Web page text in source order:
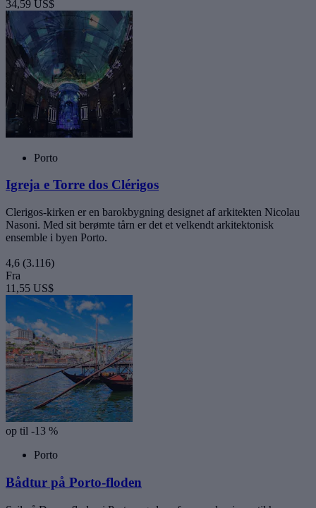
34,59 US$
Porto
Igreja e Torre dos Clérigos
Clerigos-kirken er en barokbygning designet af arkitekten Nicolau
Nasoni. Med sit berømte tårn er det et velkendt arkitektonisk
ensemble i byen Porto.
4,6 (3.116)
Fra
11,55 US$
op til -13 %
Porto
Bådtur på Porto-floden